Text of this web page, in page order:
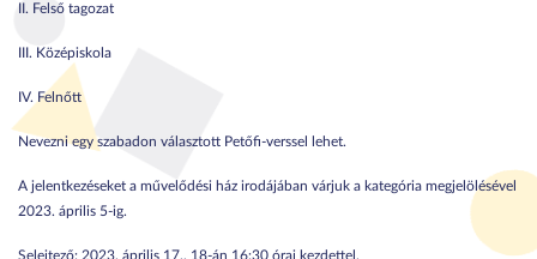
II. Felső tagozat
III. Középiskola
IV. Felnőtt
Nevezni egy szabadon választott Petőfi-verssel lehet.
A jelentkezéseket a művelődési ház irodájában várjuk a kategória megjelölésével
2023. április 5-ig.
Selejtező: 2023. április 17., 18-án 16:30 órai kezdettel.